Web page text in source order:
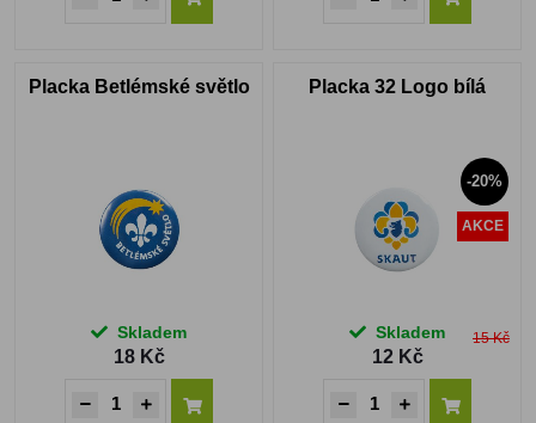
Placka Betlémské světlo
Skladem
18 Kč
Placka 32 Logo bílá
-20%
AKCE
Skladem 15 Kč
12 Kč